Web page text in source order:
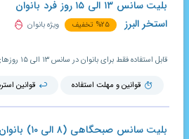
بلیت سانس ۱۳ الی ۱۵ روز فرد بانوان
استخر البرز
%۲۵ تخفیف ویژه بانوان
قوانین و مهلت استفاده قوانین
بلیت سانس صبحگاهی (۸ الی ۱۰) بانوان